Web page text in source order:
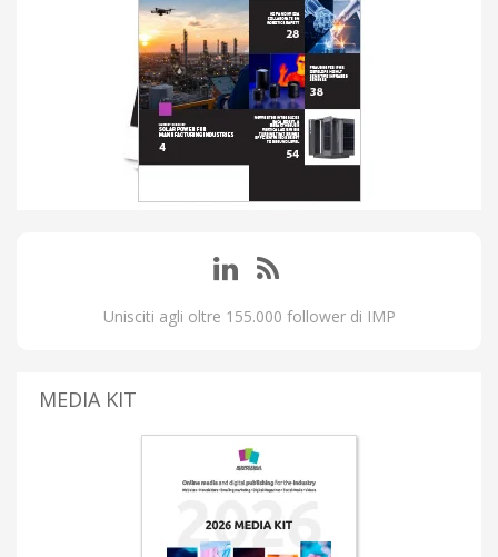
Unisciti agli oltre 155.000 follower di IMP
MEDIA KIT